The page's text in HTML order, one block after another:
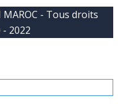
MAROC - Tous droits
2022